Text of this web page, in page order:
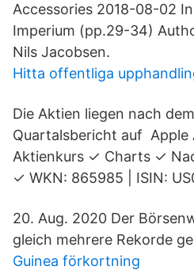
Accessories 2018-08-02
Imperium (pp.29-34)
Nils Jacobsen.
Hitta offentliga
Die Aktien liegen nach
Quartalsbericht auf Apple
Aktienkurs ✓ Charts ✓
✓ WKN: 865985 | ISIN:
20. Aug. 2020 Der
gleich mehrere Rekorde
Guinea förkortning